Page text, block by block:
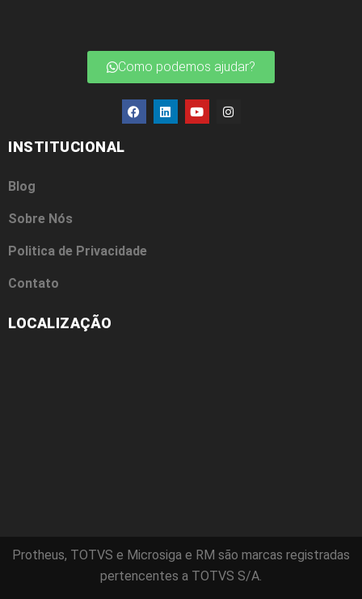
Como podemos ajudar?
INSTITUCIONAL
Blog
Sobre Nós
Politica de Privacidade
Contato
LOCALIZAÇÃO
Protheus, TOTVS e Microsiga e RM são marcas registradas
pertencentes a TOTVS S/A.